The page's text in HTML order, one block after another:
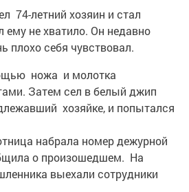
74-летний хозяин и стал
ему не хватило. Он недавно
плохо себя чувствовал.
ножа и молотка
Затем сел в белый джип
хозяйке, и попытался
набрала номер дежурной
о произошедшем. На
выехали сотрудники